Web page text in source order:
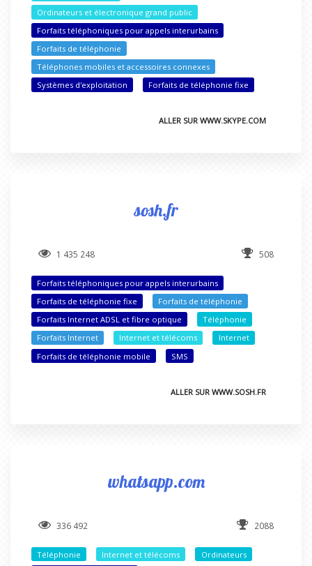
Ordinateurs et électronique grand public
Forfaits téléphoniques pour appels interurbains
Forfaits de téléphonie
Téléphones mobiles et accessoires connexes
Systèmes d'exploitation
Forfaits de téléphonie fixe
ALLER SUR WWW.SKYPE.COM
sosh.fr
1 435 248 508
Forfaits téléphoniques pour appels interurbains
Forfaits de téléphonie fixe
Forfaits de téléphonie
Forfaits Internet ADSL et fibre optique
Téléphonie
Forfaits Internet
Internet et télécoms
Internet
Forfaits de téléphonie mobile
SMS
ALLER SUR WWW.SOSH.FR
whatsapp.com
336 492 2088
Téléphonie Internet et télécoms
Ordinateurs